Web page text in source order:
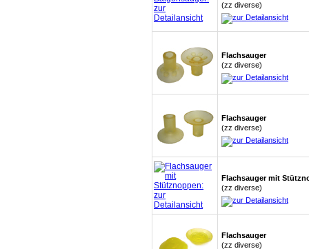
(zz diverse)
Flachsauger
(zz diverse)
Flachsauger
(zz diverse)
Flachsauger mit
(zz diverse)
Flachsauger
(zz diverse)